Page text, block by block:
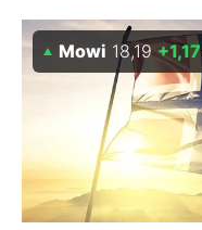
BO-Musterdepots
Experten
Mein B:O
Mein Konto
Mowi 18,19 +1,17